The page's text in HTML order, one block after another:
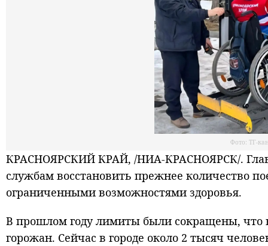
Фото: ТГ-
КРАСНОЯРСКИЙ КРАЙ, /НИА-КРАСНОЯРСК/.
службам восстановить прежнее количество
ограниченными возможностями здоровья.
В прошлом году лимиты были сокращены, что
горожан. Сейчас в городе около 2 тысяч